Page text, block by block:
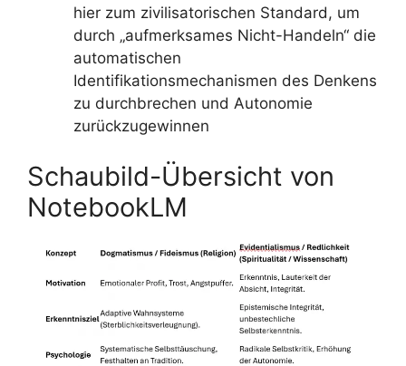
hier zum zivilisatorischen Standard, um
durch „aufmerksames Nicht-Handeln“ die
automatischen
Identifikationsmechanismen des Denkens
zu durchbrechen und Autonomie
zurückzugewinnen
Schaubild-Übersicht von
NotebookLM